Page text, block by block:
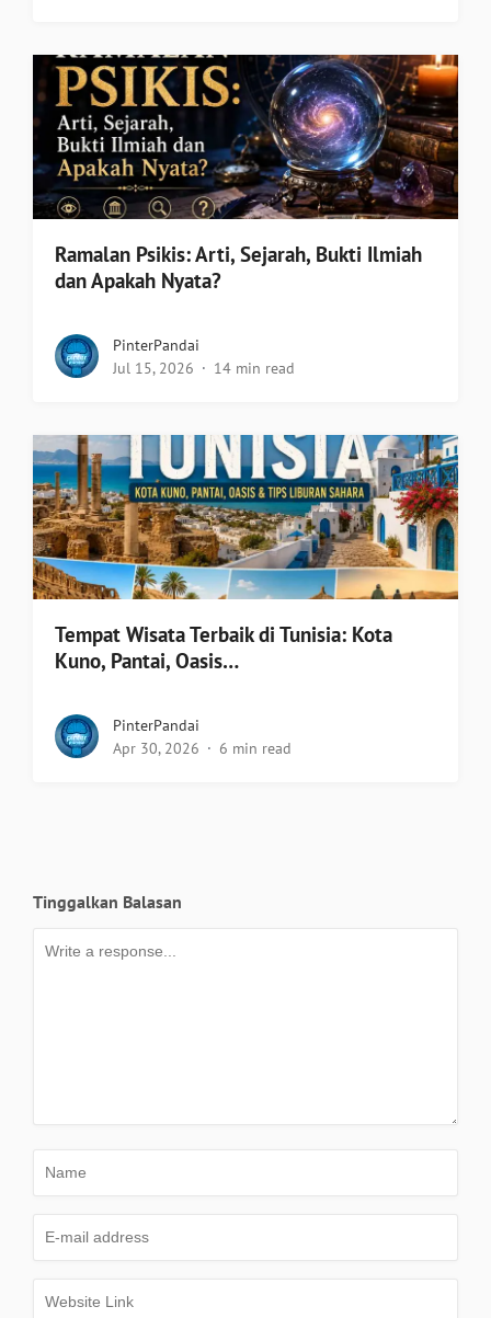
Ramalan Psikis: Arti, Sejarah, Bukti Ilmiah
dan Apakah Nyata?
PinterPandai
Jul 15, 2026
14 min read
Tempat Wisata Terbaik di Tunisia: Kota
Kuno, Pantai, Oasis…
PinterPandai
Apr 30, 2026
6 min read
Tinggalkan Balasan